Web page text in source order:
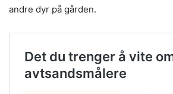
andre dyr på gården.